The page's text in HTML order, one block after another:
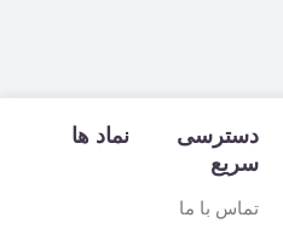
دسترسی
سریع
تماس با ما
نماد ها